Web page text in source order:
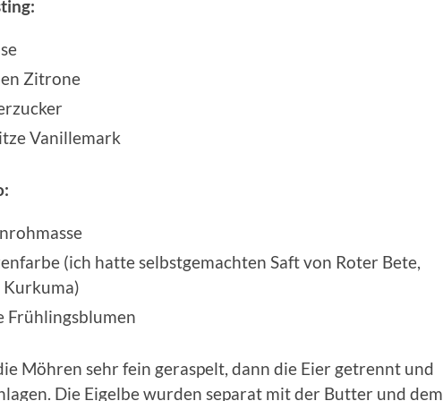
Zitrone
Vanillemark
(ich hatte selbstgemachten Saft von Roter Bete,
Frühlingsblumen
Möhren sehr fein geraspelt, dann die Eier getrennt und
Die Eigelbe wurden separat mit der Butter und dem